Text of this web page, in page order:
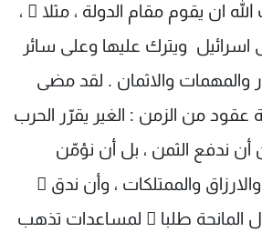
ان يقوم مقام الدولة ، مثلا ً ،
اسرائيل ويترك عليها وعلى سائر
والمهمات والاثمان . لقد مضى
عقود من الزمن : الغير يقرّر الحرب
أن ندفع الثمن ، بل أن نؤمّن
والارزاق والممتلكات ، وأن ندق
المانحة طلبا ً لمساعدات تذهب